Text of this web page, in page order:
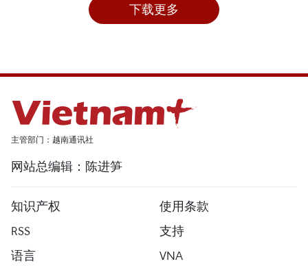
下载更多
主管部门：越南通讯社
网站总编辑：陈进笋
知识产权
使用条款
RSS
支持
语言
VNA